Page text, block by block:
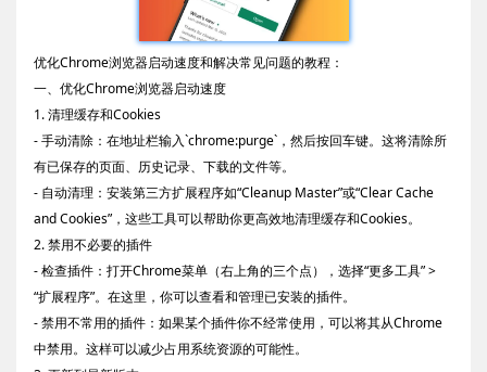
优化Chrome浏览器启动速度和解决常见问题的教程：
一、优化Chrome浏览器启动速度
1. 清理缓存和Cookies
- 手动清除：在地址栏输入`chrome:purge`，然后按回车键。这将清除所
有已保存的页面、历史记录、下载的文件等。
- 自动清理：安装第三方扩展程序如“Cleanup Master”或“Clear Cache
and Cookies”，这些工具可以帮助你更高效地清理缓存和Cookies。
2. 禁用不必要的插件
- 检查插件：打开Chrome菜单（右上角的三个点），选择“更多工具” >
“扩展程序”。在这里，你可以查看和管理已安装的插件。
- 禁用不常用的插件：如果某个插件你不经常使用，可以将其从Chrome
中禁用。这样可以减少占用系统资源的可能性。